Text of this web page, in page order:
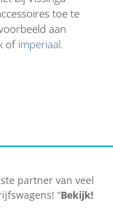
toe te
aan
of imperiaal.
partner van veel
“Bekijk!